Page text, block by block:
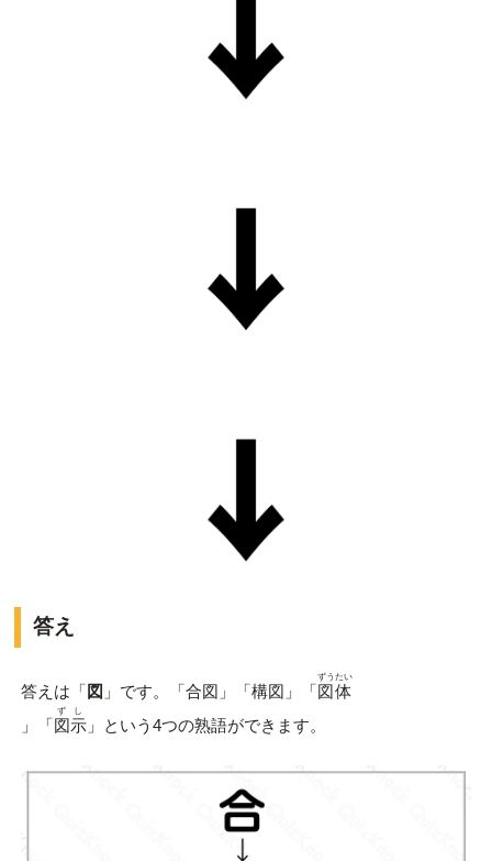
答え
答えは「 図 」です。「合図」「構図」「図体
ずうたい
」「図示
ずし
」という4つの熟語ができます。